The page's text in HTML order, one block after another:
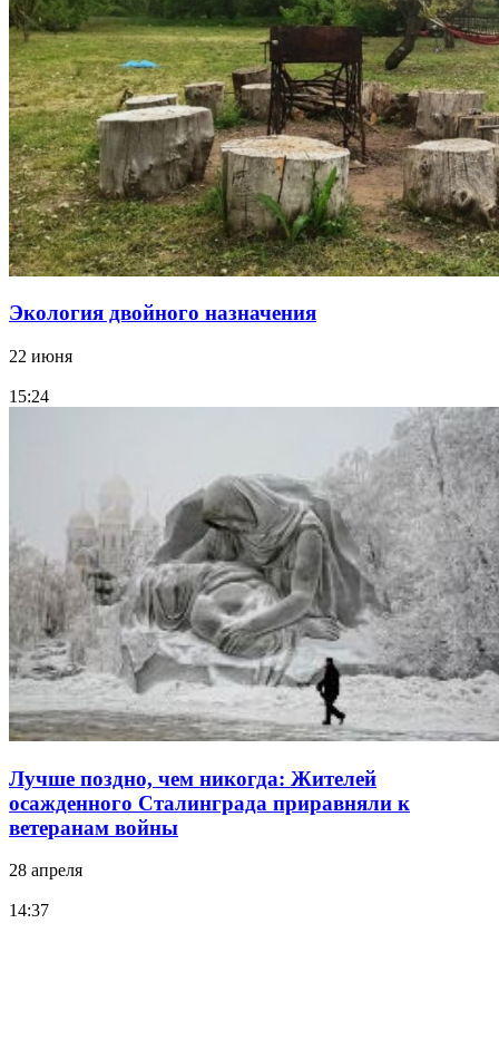
Экология двойного назначения
22 июня
15:24
Лучше поздно, чем никогда: Жителей
осажденного Сталинграда приравняли к
ветеранам войны
28 апреля
14:37